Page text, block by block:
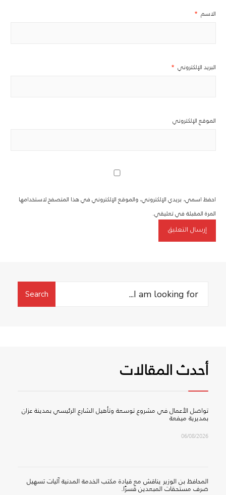
الاسم *
البريد الإلكتروني *
الموقع الإلكتروني
احفظ اسمي، بريدي الإلكتروني، والموقع الإلكتروني في هذا المتصفح لاستخدامها
المرة المقبلة في تعليقي.
Search
Search
أحدث المقالات
تواصل الأعمال في مشروع توسعة وتأهيل الشارع الرئيسي بمدينة عزان
بمديرية ميفعة
06/08/2026
المحافظ بن الوزير يناقش مع قيادة مكتب الخدمة المدنية آليات تسهيل
صرف مستحقات المبعدين قسرًا.